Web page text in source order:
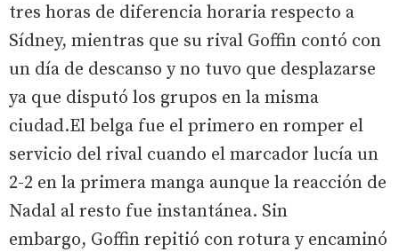
tres horas de diferencia horaria respecto a
Sídney, mientras que su rival Goffin contó con
un día de descanso y no tuvo que desplazarse
ya que disputó los grupos en la misma
ciudad.El belga fue el primero en romper el
servicio del rival cuando el marcador lucía un
2-2 en la primera manga aunque la reacción de
Nadal al resto fue instantánea. Sin
embargo, Goffin repitió con rotura y encaminó